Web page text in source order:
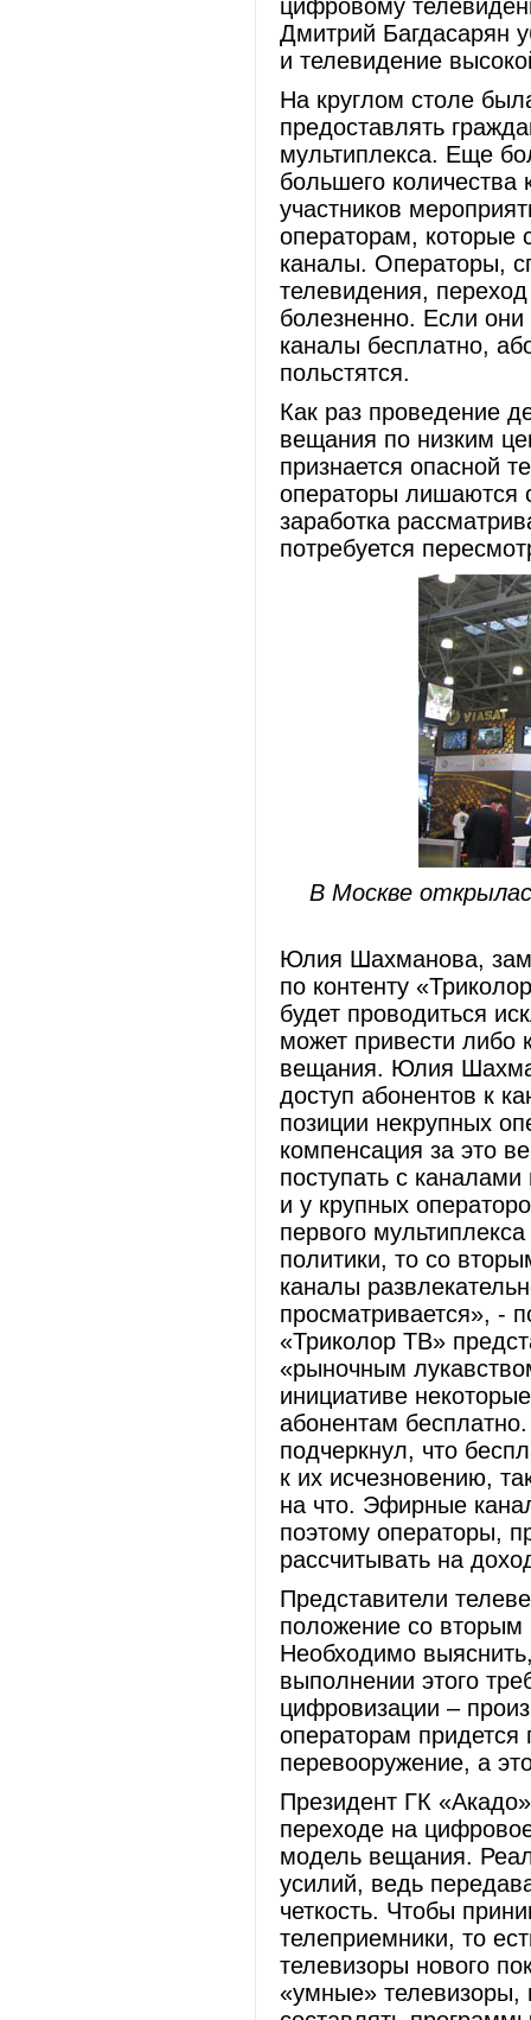
цифровому
Дмитрий Багдасарян
и телевидение
На круглом столе
предоставлять
мультиплекса. Еще
большего
участников
операторам, которые
каналы. Операторы,
телевидения,
болезненно. Если
каналы бесплатно,
польстятся.
Как раз проведение
вещания по низким
признается опасной
операторы лишаются
заработка
потребуется
В Москве
Юлия Шахманова,
по контенту
будет проводиться
может привести либо
вещания. Юлия
доступ абонентов к
позиции некрупных
компенсация за это
поступать с
и у крупных
первого
политики, то со
каналы
просматривается», -
«Триколор ТВ»
«рыночным
инициативе
абонентам
подчеркнул, что
к их исчезновению,
на что. Эфирные
поэтому операторы,
рассчитывать на
Представители
положение со вторым
Необходимо
выполнении этого
цифровизации –
операторам придется
перевооружение, а
Президент ГК
переходе на
модель вещания.
усилий, ведь
четкость. Чтобы
телеприемники, то
телевизоры нового
«умные» телевизоры,